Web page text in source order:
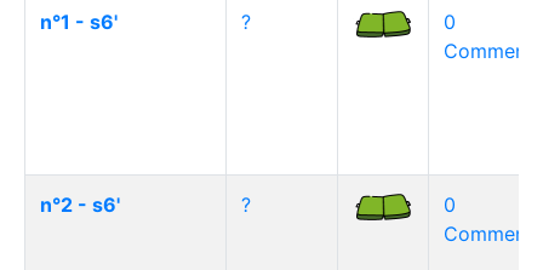
n°1 - s6' ?
0
n°2 - s6' ?
0